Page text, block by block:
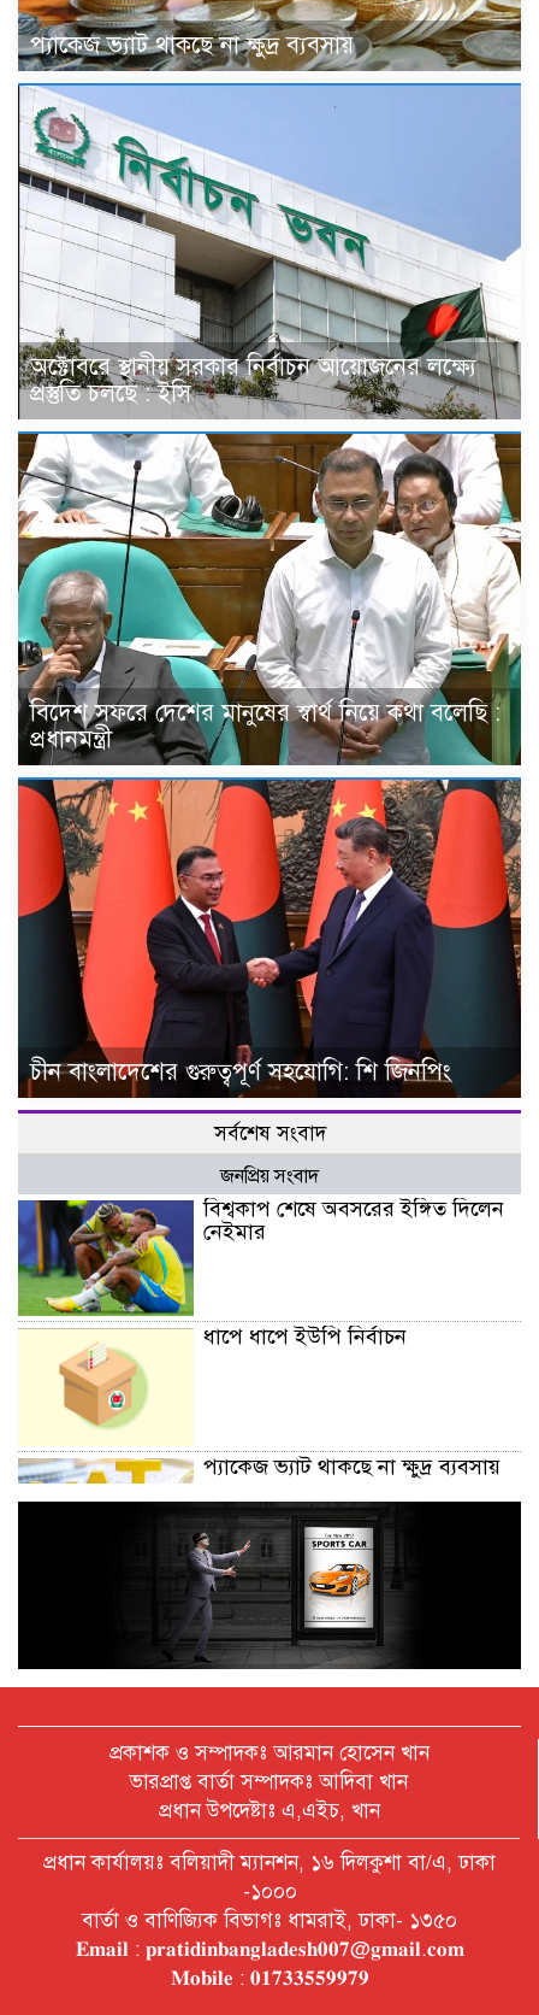
প্যাকেজ ভ্যাট থাকছে না ক্ষুদ্র ব্যবসায়
অক্টোবরে স্থানীয় সরকার নির্বাচন আয়োজনের লক্ষ্যে
প্রস্তুতি চলছে : ইসি
বিদেশ সফরে দেশের মানুষের স্বার্থ নিয়ে কথা বলেছি :
প্রধানমন্ত্রী
চীন বাংলাদেশের গুরুত্বপূর্ণ সহযোগি: শি জিনপিং
সর্বশেষ সংবাদ
জনপ্রিয় সংবাদ
বিশ্বকাপ শেষে অবসরের ইঙ্গিত দিলেন
নেইমার
ধাপে ধাপে ইউপি নির্বাচন
প্যাকেজ ভ্যাট থাকছে না ক্ষুদ্র ব্যবসায়
অক্টোবরে স্থানীয় সরকার নির্বাচন
আয়োজনের লক্ষ্যে প্রস্তুতি চলছে : ইসি
বিদেশ সফরে দেশের মানুষের স্বার্থ নিয়ে
কথা বলেছি : প্রধানমন্ত্রী
চীন বাংলাদেশের গুরুত্বপূর্ণ সহযোগি:
শি জিনপিং
দুপুরের মধ্যে ঢাকাসহ ৯ জেলায় ৬০
প্রকাশক ও সম্পাদকঃ আরমান হোসেন খান
ভারপ্রাপ্ত বার্তা সম্পাদকঃ আদিবা খান
প্রধান উপদেষ্টাঃ এ,এইচ, খান
প্রধান কার্যালয়ঃ বলিয়াদী ম্যানশন, ১৬ দিলকুশা বা/এ, ঢাকা
-১০০০
বার্তা ও বাণিজ্যিক বিভাগঃ ধামরাই, ঢাকা- ১৩৫০
𝐄𝐦𝐚𝐢𝐥 : 𝐩𝐫𝐚𝐭𝐢𝐝𝐢𝐧𝐛𝐚𝐧𝐠𝐥𝐚𝐝𝐞𝐬𝐡𝟎𝟎𝟕@𝐠𝐦𝐚𝐢𝐥.𝐜𝐨𝐦
𝐌𝐨𝐛𝐢𝐥𝐞 : 𝟎𝟏𝟕𝟑𝟑𝟓𝟓𝟗𝟗𝟕𝟗